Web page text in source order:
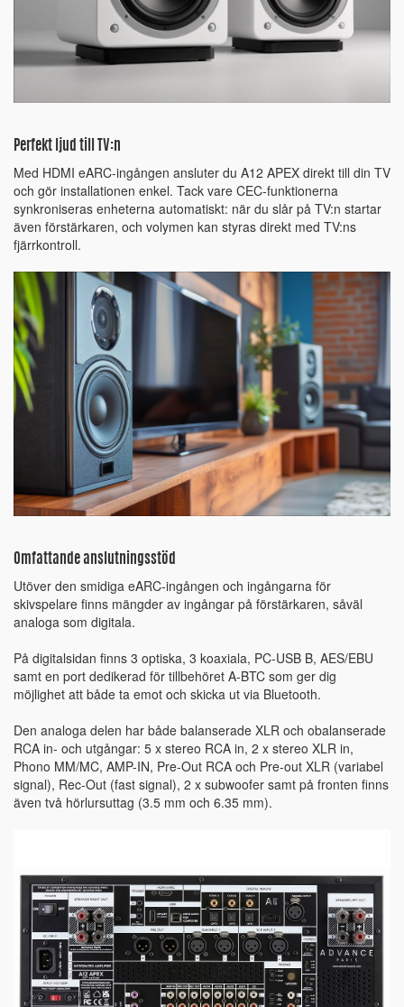
Perfekt ljud till TV:n
Med HDMI eARC-ingången ansluter du A12 APEX direkt till din TV
och gör installationen enkel. Tack vare CEC-funktionerna
synkroniseras enheterna automatiskt: när du slår på TV:n startar
även förstärkaren, och volymen kan styras direkt med TV:ns
fjärrkontroll.
Omfattande anslutningsstöd
Utöver den smidiga eARC-ingången och ingångarna för
skivspelare finns mängder av ingångar på förstärkaren, såväl
analoga som digitala.
På digitalsidan finns 3 optiska, 3 koaxiala, PC-USB B, AES/EBU
samt en port dedikerad för tillbehöret A-BTC som ger dig
möjlighet att både ta emot och skicka ut via Bluetooth.
Den analoga delen har både balanserade XLR och obalanserade
RCA in- och utgångar: 5 x stereo RCA in, 2 x stereo XLR in,
Phono MM/MC, AMP-IN, Pre-Out RCA och Pre-out XLR (variabel
signal), Rec-Out (fast signal), 2 x subwoofer samt på fronten finns
även två hörlursuttag (3.5 mm och 6.35 mm).